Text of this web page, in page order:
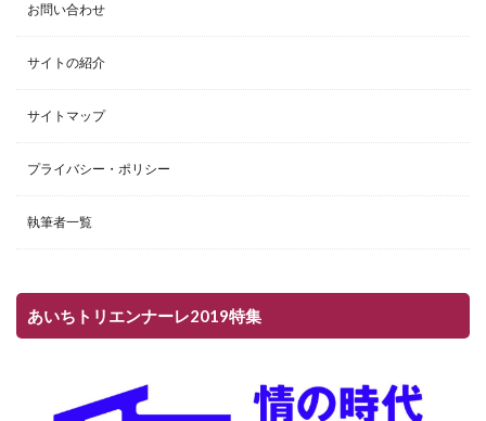
お問い合わせ
サイトの紹介
サイトマップ
プライバシー・ポリシー
執筆者一覧
あいちトリエンナーレ2019特集